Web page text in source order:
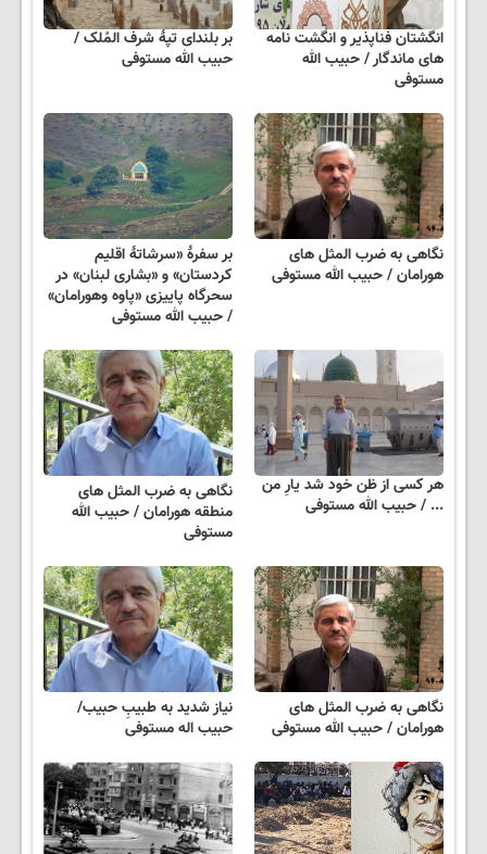
انگشتان فناپذیر و انگشت نامه
های ماندگار / حبیب الله
مستوفی
بر بلندای تپۀ شرف المُلک /
حبیب الله مستوفی
نگاهی به ضرب المثل های
هورامان / حبیب الله مستوفی
بر سفرۀ «سرشاتۀ اقلیم
کردستان» و «بشاری لبنان» در
سحرگاه پاییزی «پاوه وهورامان»
/ حبیب الله مستوفی
هر کسی از ظن خود شد یارِ من
... / حبیب الله مستوفی
نگاهی به ضرب المثل های
منطقه هورامان / حبیب الله
مستوفی
نگاهی به ضرب المثل های
هورامان / حبیب الله مستوفی
نیاز شدید به طبیبِ حبیب/
حبیب اله مستوفی